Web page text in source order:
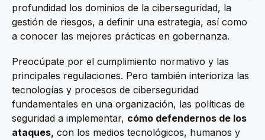
profundidad los dominios de la ciberseguridad, la
gestión de riesgos, a definir una estrategia, así como
a conocer las mejores prácticas en gobernanza.
Preocúpate por el cumplimiento normativo y las
principales regulaciones. Pero también interioriza las
tecnologías y procesos de ciberseguridad
fundamentales en una organización, las políticas de
seguridad a implementar, cómo defendernos de los
ataques, con los medios tecnológicos, humanos y